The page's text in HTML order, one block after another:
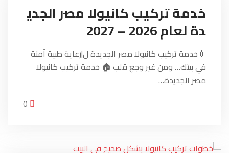
خدمة تركيب كانيولا مصر الجدي
دة لعام 2026 – 2027
💉خدمة تركيب كانيولا مصر الجديدة ل|رعاية طبية آمنة
في بيتك… ومن غير وجع قلب 🏠 خدمة تركيب كانيولا
مصر الجديدة…